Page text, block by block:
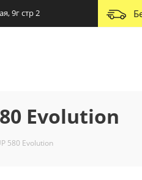
9г стр 2
Evolution
580 Evolution